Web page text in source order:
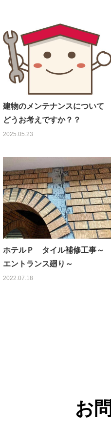
建物のメンテナンスについて
どうお考えですか？？
2025.05.23
ホテルＰ タイル補修工事～
エントランス廻り～
2022.07.18
お